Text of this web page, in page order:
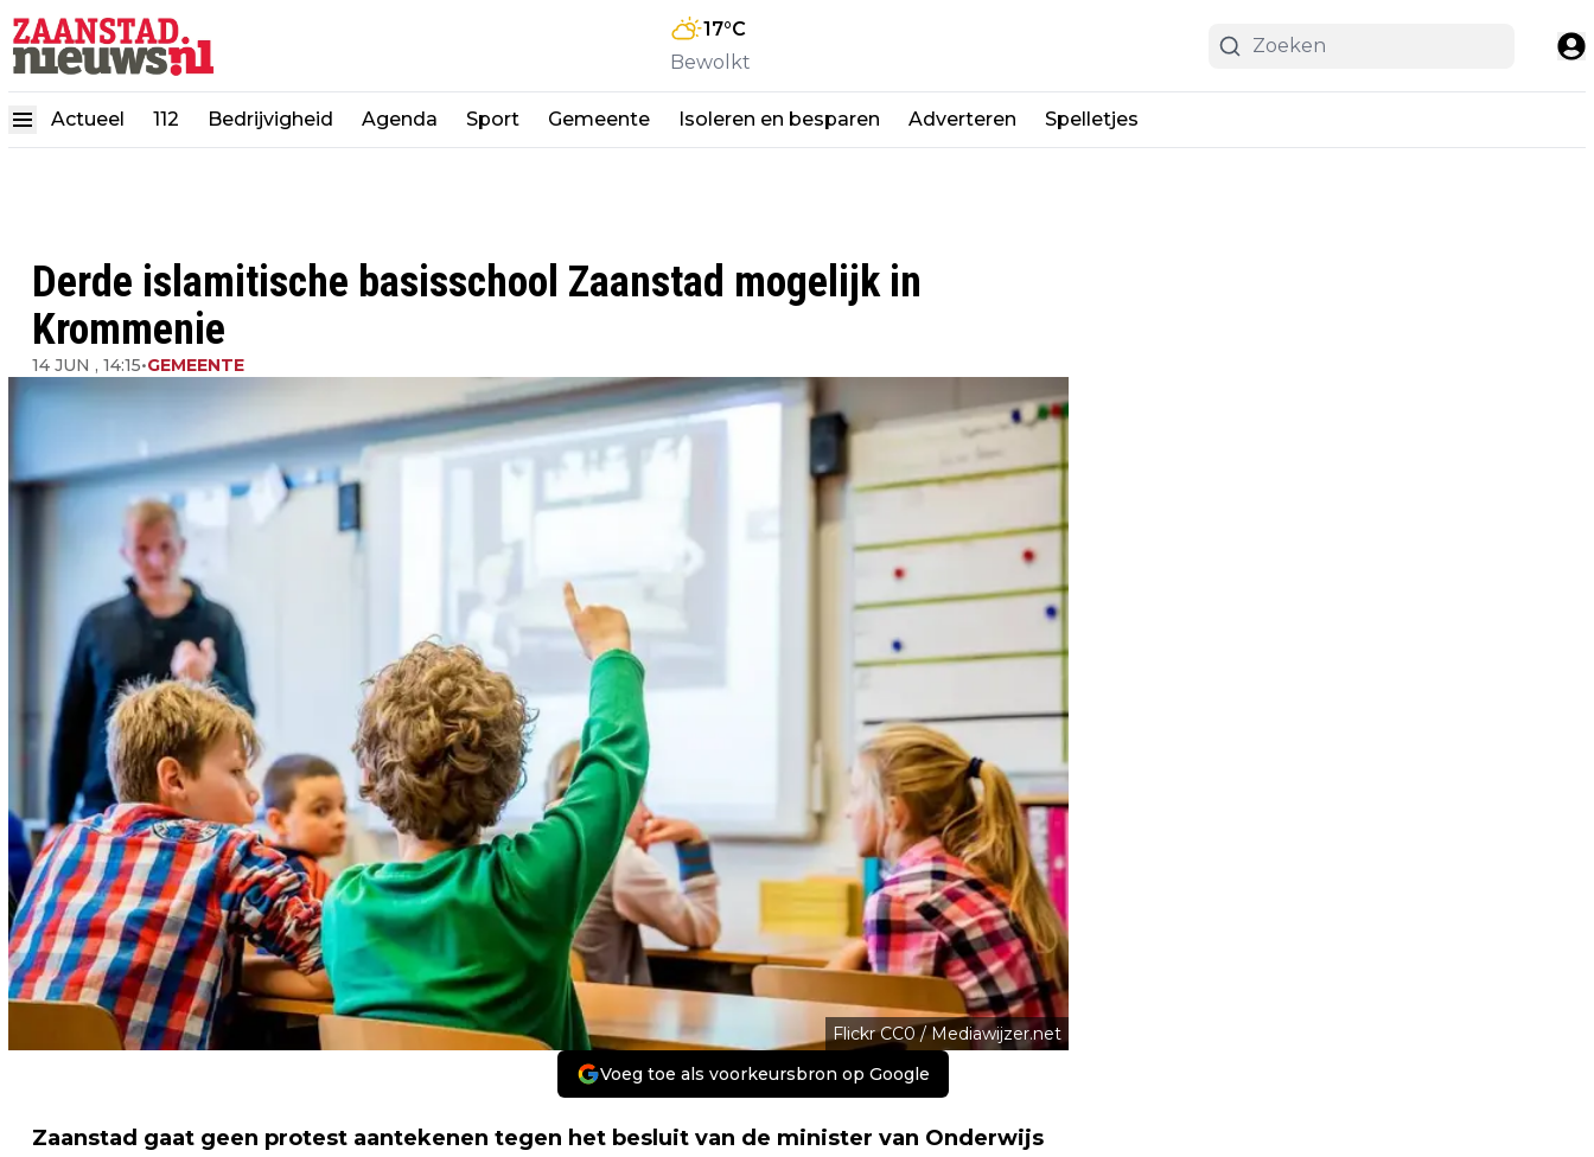
17°C
Bewolkt
Actueel 112 Bedrijvigheid Agenda Sport Gemeente Isoleren en besparen Adverteren Spelletjes
Derde islamitische basisschool Zaanstad mogelijk in
Krommenie
14 JUN , 14:15•GEMEENTE
Flickr CC0 / Mediawijzer.net
Voeg toe als voorkeursbron op Google
Zaanstad gaat geen protest aantekenen tegen het besluit van de minister van Onderwijs